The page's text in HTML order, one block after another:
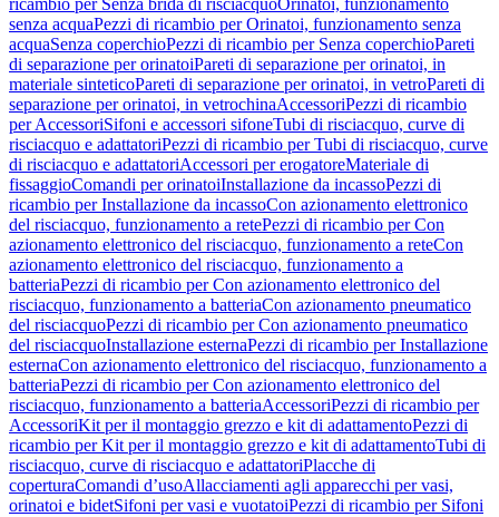
ricambio per Senza brida di risciacquoOrinatoi, funzionamento
senza acquaPezzi di ricambio per Orinatoi, funzionamento senza
acquaSenza coperchioPezzi di ricambio per Senza coperchioPareti
di separazione per orinatoiPareti di separazione per orinatoi, in
materiale sinteticoPareti di separazione per orinatoi, in vetroPareti di
separazione per orinatoi, in vetrochinaAccessoriPezzi di ricambio
per AccessoriSifoni e accessori sifoneTubi di risciacquo, curve di
risciacquo e adattatoriPezzi di ricambio per Tubi di risciacquo, curve
di risciacquo e adattatoriAccessori per erogatoreMateriale di
fissaggioComandi per orinatoiInstallazione da incassoPezzi di
ricambio per Installazione da incassoCon azionamento elettronico
del risciacquo, funzionamento a retePezzi di ricambio per Con
azionamento elettronico del risciacquo, funzionamento a reteCon
azionamento elettronico del risciacquo, funzionamento a
batteriaPezzi di ricambio per Con azionamento elettronico del
risciacquo, funzionamento a batteriaCon azionamento pneumatico
del risciacquoPezzi di ricambio per Con azionamento pneumatico
del risciacquoInstallazione esternaPezzi di ricambio per Installazione
esternaCon azionamento elettronico del risciacquo, funzionamento a
batteriaPezzi di ricambio per Con azionamento elettronico del
risciacquo, funzionamento a batteriaAccessoriPezzi di ricambio per
AccessoriKit per il montaggio grezzo e kit di adattamentoPezzi di
ricambio per Kit per il montaggio grezzo e kit di adattamentoTubi di
risciacquo, curve di risciacquo e adattatoriPlacche di
coperturaComandi d’usoAllacciamenti agli apparecchi per vasi,
orinatoi e bidetSifoni per vasi e vuotatoiPezzi di ricambio per Sifoni